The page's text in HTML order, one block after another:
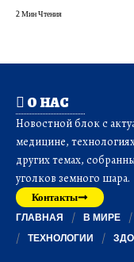
2 Мин Чтения
О НАС
Новостной блок с
медицине,
других темах,
уголков земного шара.
Контакты
ГЛАВНАЯ В МИРЕ
ТЕХНОЛОГИИ